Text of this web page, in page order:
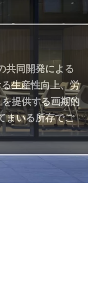
共同開発による
生産性向上、労
提供する画期的
まいる所存でご